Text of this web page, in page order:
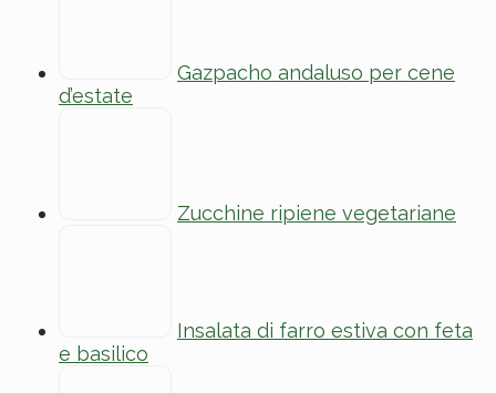
Gazpacho andaluso per cene
d’estate
Zucchine ripiene vegetariane
Insalata di farro estiva con feta
e basilico